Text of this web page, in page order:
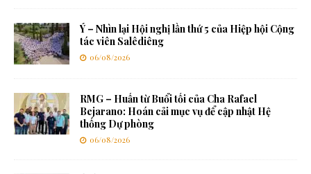
Ý – Nhìn lại Hội nghị lần thứ 5 của Hiệp hội Cộng
tác viên Salêdiêng
06/08/2026
RMG – Huấn từ Buổi tối của Cha Rafael
Bejarano: Hoán cải mục vụ để cập nhật Hệ
thống Dự phòng
06/08/2026